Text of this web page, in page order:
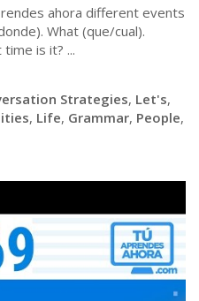
ahora different events
What (que/cual).
is it? ...
Strategies, Let's,
, Life, Grammar, People,